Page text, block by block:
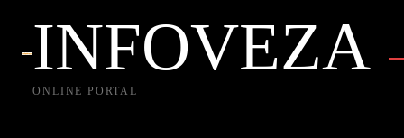
INFOVEZA
ONLINE PORTAL